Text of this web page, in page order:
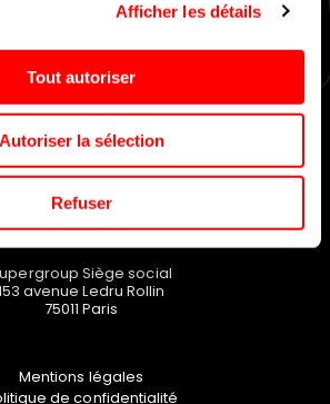
Afficher les détails
Tout autoriser
Autoriser la sélection
Refuser
EN SAVOIR PLUS
Siège social
avenue Ledru Rollin
75011 Paris
Mentions légales
de confidentialité